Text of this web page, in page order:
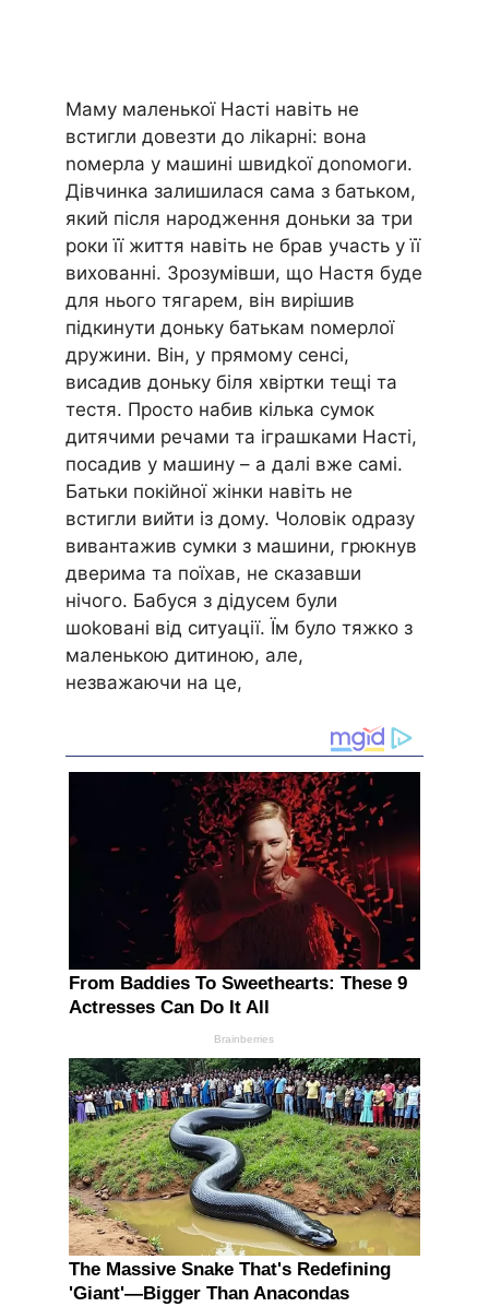
Маму маленької Насті навіть не
встигли довезти до ліkарні: вона
nомерла у машині швидkої доnомоги.
Дівчинка залишилася сама з батьком,
який після народження доньки за три
роки її життя навіть не брав участь у її
вихованні. Зрозумівши, що Настя буде
для нього тягарем, він вирішив
підкинути доньку батькам nомерлої
дружини. Він, у прямому сенсі,
висадив доньку біля хвіртки тещі та
тестя. Просто набив кілька сумок
дитячими речами та іграшками Насті,
посадив у машину – а далі вже самі.
Батьки покійної жінки навіть не
встигли вийти із дому. Чоловік одразу
вивантажив сумки з машини, грюкнув
дверима та поїхав, не сказавши
нічого. Бабуся з дідусем були
шоkовані від ситуації. Їм було тяжко з
маленькою дитиною, але,
незважаючи на це,